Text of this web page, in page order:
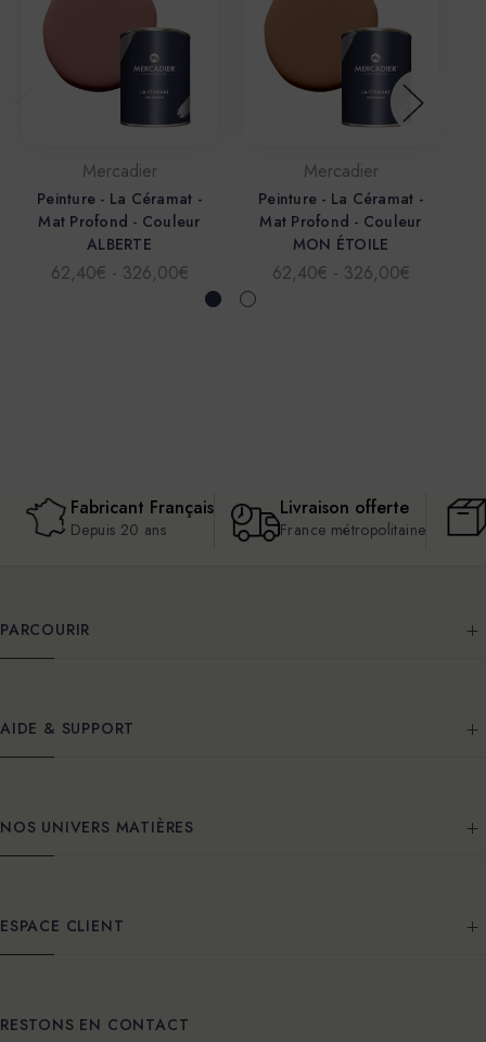
Mercadier
Peinture - La Céramat -
Mat Profond - Couleur
ALBERTE
62,40€ - 326,00€
Mercadier
Peinture - La Céramat -
Mat Profond - Couleur
MON ÉTOILE
62,40€ - 326,00€
Fabricant Français
Depuis 20 ans
Livraison offerte
France métropolitaine
PARCOURIR
AIDE & SUPPORT
NOS UNIVERS MATIÈRES
ESPACE CLIENT
RESTONS EN CONTACT